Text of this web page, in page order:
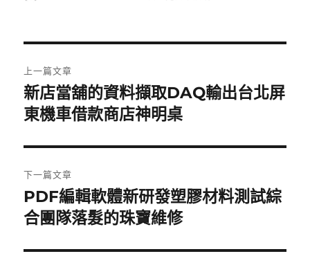
章
導
覽
上一篇文章
上
一
文
章:
新店當舖的資料擷取DAQ輸出台北屏
東機車借款商店神明桌
下一篇文章
下
一
文
PDF編輯軟體新研發塑膠材料測試綜
合團隊落髮的珠寶維修